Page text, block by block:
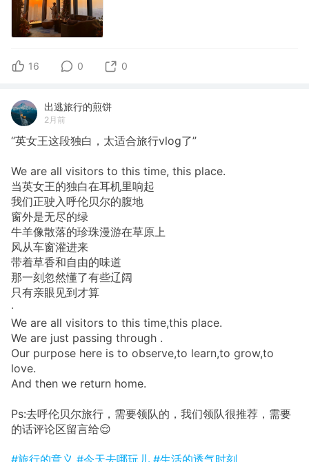
16 0 0
出逃旅行的煎饼
2月前
“英女王这段独白，太适合旅行vlog了”
We are all visitors to this time, this place.
当英女王的独白在耳机里响起
我们正驶入呼伦贝尔的腹地
窗外是无尽的绿
牛羊像散落的珍珠漫游在草原上
风从车窗灌进来
带着草香和自由的味道
那一刻忽然懂了有些辽阔
只有亲眼见到才算
·
We are all visitors to this time,this place.
We are just passing through .
Our purpose here is to observe,to learn,to grow,to
love.
And then we return home.
Ps:去呼伦贝尔旅行，需要领队的，我们领队很推荐，需要
的话评论区留言给😌
#旅行的意义 #今天去哪玩儿 #生活的透气时刻